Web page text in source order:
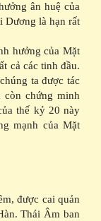
ân huệ của
Dương là hạn rất
hưởng của Mặt
cả các tinh đầu.
ta được tác
còn chứng minh
thế kỷ 20 này
mạnh của Mặt
được cai quản
Thái Âm ban